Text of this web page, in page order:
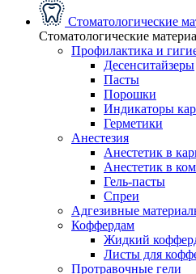
Стоматологические
Стоматологические
Профилактика и
Десенситайзеры
Пасты
Порошки
Индикаторы
Герметики
Анестезия
Анестетик в
Анестетик в
Гель-пасты
Спреи
Адгезивные
Коффердам
Жидкий
Листы для
Протравочные гели